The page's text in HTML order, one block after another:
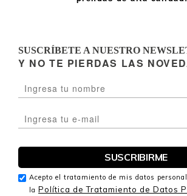
SUSCRÍBETE A NUESTRO
Y NO TE PIERDAS LAS
Acepto el tratamiento de mis datos
la Política de Tratamiento de Datos